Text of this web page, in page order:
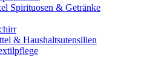
Spirituosen & Getränke
& Haushaltsutensilien